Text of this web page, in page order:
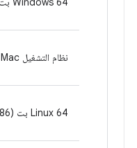
نظام التشغيل Mac
‫Linux 64 بت (x86)